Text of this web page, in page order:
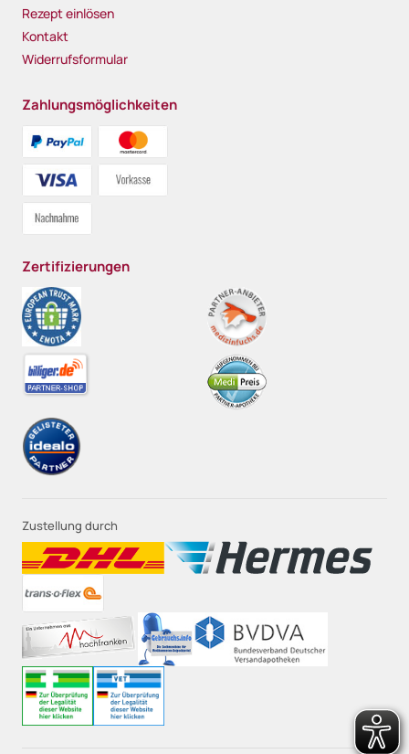
Rezept einlösen
Kontakt
Widerrufsformular
Zahlungsmöglichkeiten
Zertifizierungen
Zustellung durch